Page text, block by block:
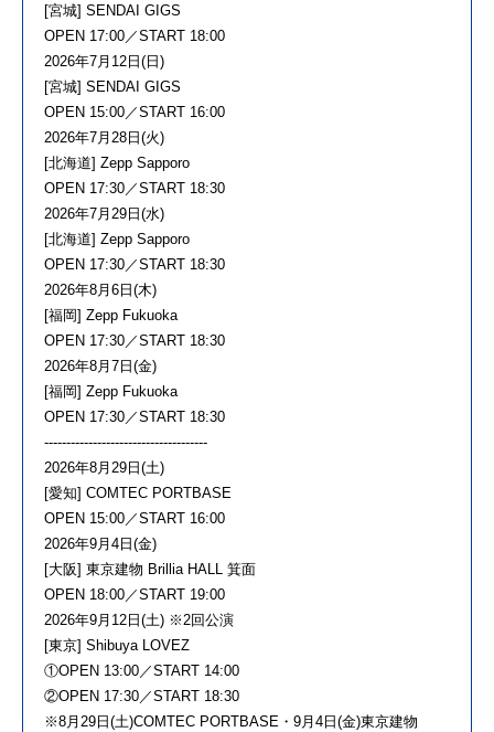
[宮城] SENDAI GIGS
OPEN 17:00／START 18:00
2026年7月12日(日)
[宮城] SENDAI GIGS
OPEN 15:00／START 16:00
2026年7月28日(火)
[北海道] Zepp Sapporo
OPEN 17:30／START 18:30
2026年7月29日(水)
[北海道] Zepp Sapporo
OPEN 17:30／START 18:30
2026年8月6日(木)
[福岡] Zepp Fukuoka
OPEN 17:30／START 18:30
2026年8月7日(金)
[福岡] Zepp Fukuoka
OPEN 17:30／START 18:30
-------------------------------------
2026年8月29日(土)
[愛知] COMTEC PORTBASE
OPEN 15:00／START 16:00
2026年9月4日(金)
[大阪] 東京建物 Brillia HALL 箕面
OPEN 18:00／START 19:00
2026年9月12日(土) ※2回公演
[東京] Shibuya LOVEZ
①OPEN 13:00／START 14:00
②OPEN 17:30／START 18:30
※8月29日(土)COMTEC PORTBASE・9月4日(金)東京建物